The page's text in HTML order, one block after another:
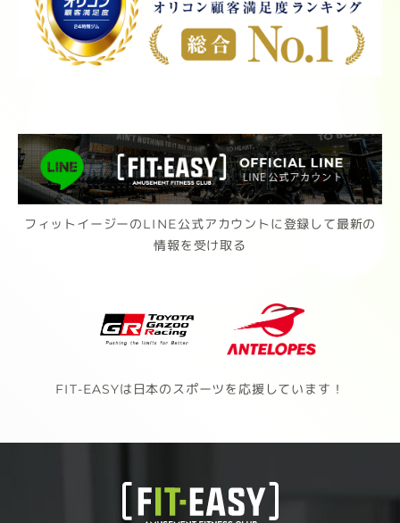
フィットイージーのLINE公式アカウントに登録して最新の
情報を受け取る
FIT-EASYは日本のスポーツを応援しています！